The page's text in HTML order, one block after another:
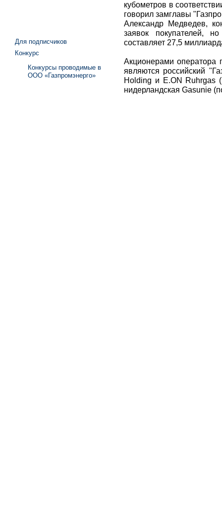
кубометров в
говорил замглавы
Александр Медведев,
заявок покупателей,
составляет 27,5
Акционерами оператора
являются российский
Holding и E.ON Ruhrgas
нидерландская Gasunie
Для подписчиков
Конкурс
Конкурсы проводимые в
ООО «Газпромэнерго»